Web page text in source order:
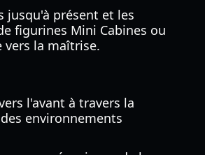
jusqu'à présent et les
figurines Mini Cabines ou
vers la maîtrise.
l'avant à travers la
environnements